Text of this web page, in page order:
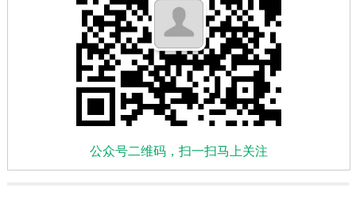
公众号二维码，扫一扫马上关注